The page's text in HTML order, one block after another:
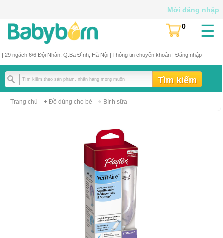
| 29 ngách 6/6 Đội Nhân, Q.Ba Đình, Hà Nội | Thông tin chuyển khoản| Đăng nhập
☰
(
0
Mời đăng nhập
Trang chủ Đồ dùng cho bé Bình sữa